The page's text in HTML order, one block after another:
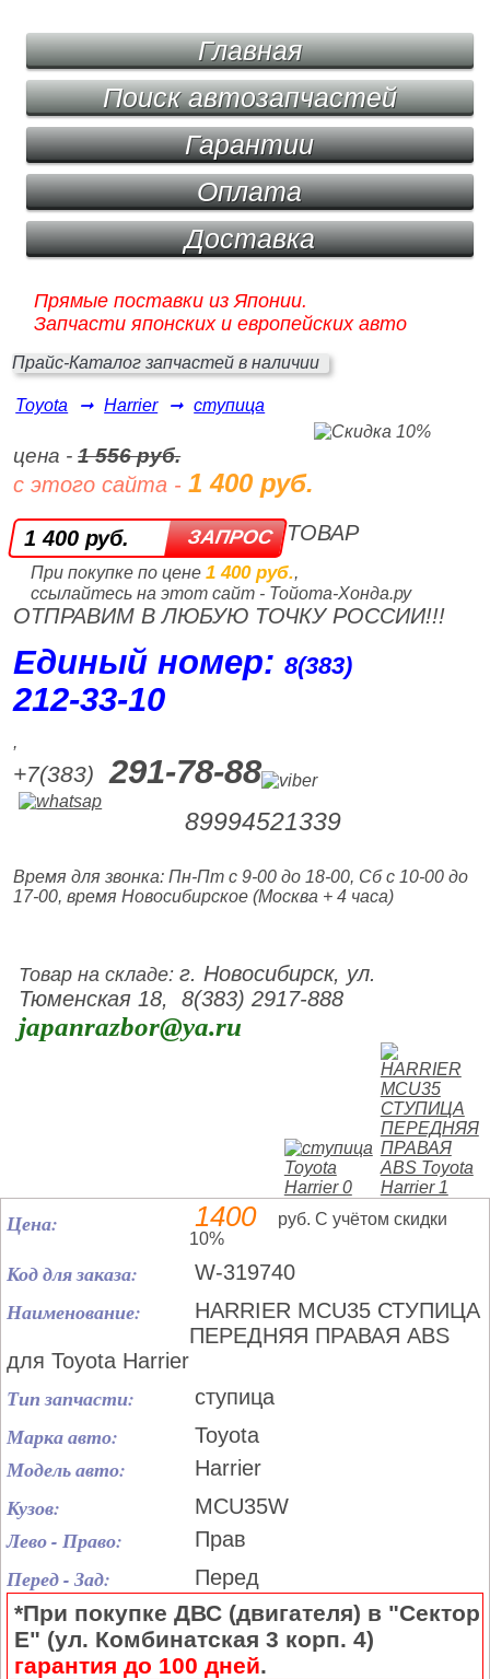
Главная
Поиск автозапчастей
Гарантии
Оплата
Доставка
Прямые поставки из Японии.
Запчасти японских и европейских авто
Прайс-Каталог запчастей в наличии
Toyota ➞ Harrier ➞ ступица
цена -1 556 руб.
с этого сайта -1 400 руб.
1 400 руб.
При покупке по цене 1 400 руб.,
ссылайтесь на этот сайт - Тойота-Хонда.ру
ТОВАР
ОТПРАВИМ В ЛЮБУЮ ТОЧКУ РОССИИ!!!
Единый номер:8(383)
212‑33‑10
,
+7(383) 291-78-88
89994521339
Время для звонка: Пн-Пт с 9-00 до 18-00, Сб с 10-00 до
17-00, время Новосибирское (Москва + 4 часа)
Товар на складе:г. Новосибирск, ул.
Тюменская 18, 8(383) 2917-888
japanrazbor@ya.ru
Цена: 1400
руб. С учётом скидки
10%
Код для заказа: W-319740
Наименование:
HARRIER MCU35 СТУПИЦА
ПЕРЕДНЯЯ ПРАВАЯ ABS
для Toyota Harrier
Тип запчасти: ступица
Марка авто: Toyota
Модель авто: Harrier
Кузов: MCU35W
Лево - Право: Прав
Перед - Зад: Перед
*При покупке ДВС (двигателя) в "Сектор
Е" (ул. Комбинатская 3 корп. 4)
гарантия до 100 дней.